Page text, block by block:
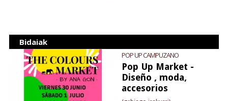
Bidaiak
POP UP CAMPUZANO
Pop Up Market -
Diseño , moda,
accesorios